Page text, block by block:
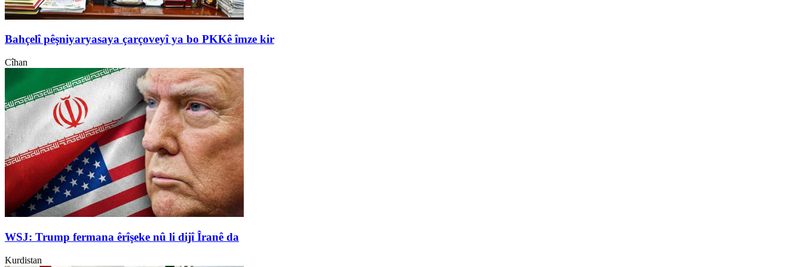
Bahçelî pêşniyaryasaya çarçoveyî ya bo PKKê îmze kir
Cîhan
WSJ: Trump fermana êrîşeke nû li dijî Îranê da
Kurdistan